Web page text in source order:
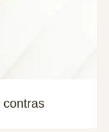
contras